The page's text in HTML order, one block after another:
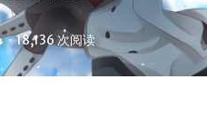
· 18,136 次阅读